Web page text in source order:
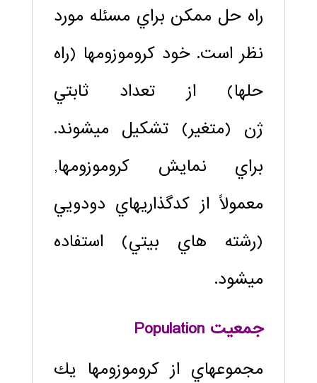
راه‏ حل ممكن براي مسئله مورد
نظر است. خود كروموزوم‏ها (راه
حل‏ها) از تعداد ثابتي
ژن (متغير) تشكيل مي‏شوند.
براي نمايش كروموزوم‏ها,
معمولاً از كدگذاري‏هاي دودويي
(رشته‏ هاي بيتي) استفاده
مي‏شود.
جمعيت Population
مجموعه‏اي از كروموزوم‏ها يك